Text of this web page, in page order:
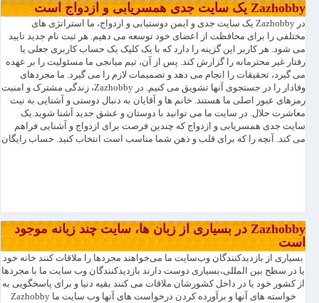
Zazhobby یک سایت جدی همسریابی و ازدواج است
در Zazhobby یک سایت جدی و ایمن دوستیابی و ازدواج، ما استراتژی های
مختلفی را برای محافظت از اعضای خود توسعه می دهیم. هر ثبت نام جدید تایید
می شود. هر کاربر این گزینه را دارد که با یک کلیک یک حساب کاربری جعلی یا
رفتار غیر محترمانه را گزارش کند. پس از آن، تیم میانجی ما مسئولیت را بر عهده
می گیرد، تحقیقات را انجام می دهد و تصمیمات لازم را می گیرد. ما مجردهای
وفادار را در جستجوی آنها تشویق می کنیم. در Zazhobby، زندگی مشترک و امنیت
رمزهای عبور اصلی ما هستند. خانم ها و آقایان به دنبال دوستی و آشنایی به نیت
معاشرت حلال. در سایت ما می توانید با دوستان و عشق جدید آشنا شوید.یک
سایت جدی همسریابی و ازدواج که چندین فرصت برای ازدواج و آشنایی فراهم
می کند. آنچه را که برای قلب و ذهن شما مناسب است انتخاب کنید. حساب رایگان
Zazhobby در بسیاری از زبان ها، سایت چند زبانه موجود
است
بسیاری از بازدیدکنندگان وب‌سایت ما می‌خواهند مجردها را ملاقات کنند خانه خود
یا در سطح بین المللی،بسیاری دوست دارند بازدیدکنندگان وب سایت ما با مجردها
از کشور خود یا در داخل کشورشان ملاقات می کنند بقیه دنیا و برای پاسخگویی به
خواسته های آنها و برآورده کردن درخواست های آنها وب سایت ما Zazhobby